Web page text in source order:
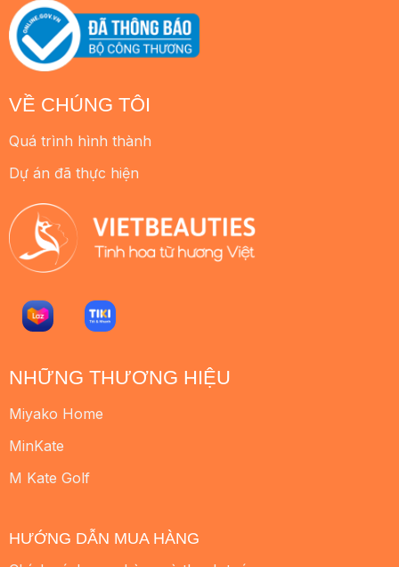
VỀ CHÚNG TÔI
Quá trình hình thành
Dự án đã thực hiện
NHỮNG THƯƠNG HIỆU
Miyako Home
MinKate
M Kate Golf
HƯỚNG DẪN MUA HÀNG